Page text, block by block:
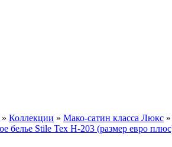
» Коллекции » Мако-сатин класса Люкс